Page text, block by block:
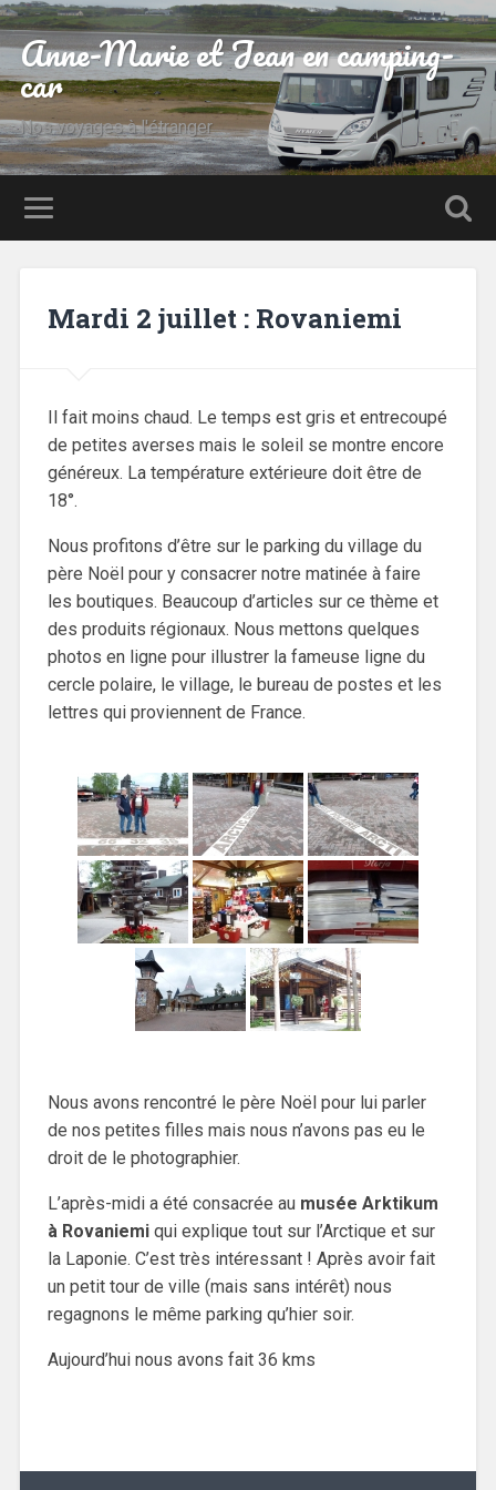
Anne-Marie et Jean en camping-
car
Nos voyages à l'étranger
Mardi 2 juillet : Rovaniemi
Il fait moins chaud. Le temps est gris et entrecoupé
de petites averses mais le soleil se montre encore
généreux. La température extérieure doit être de
18°.
Nous profitons d’être sur le parking du village du
père Noël pour y consacrer notre matinée à faire
les boutiques. Beaucoup d’articles sur ce thème et
des produits régionaux. Nous mettons quelques
photos en ligne pour illustrer la fameuse ligne du
cercle polaire, le village, le bureau de postes et les
lettres qui proviennent de France.
Nous avons rencontré le père Noël pour lui parler
de nos petites filles mais nous n’avons pas eu le
droit de le photographier.
L’après-midi a été consacrée au musée Arktikum
à Rovaniemiqui explique tout sur l’Arctique et sur
la Laponie. C’est très intéressant ! Après avoir fait
un petit tour de ville (mais sans intérêt) nous
regagnons le même parking qu’hier soir.
Aujourd’hui nous avons fait 36 kms